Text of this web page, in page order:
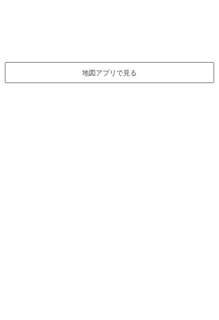
地図アプリで見る